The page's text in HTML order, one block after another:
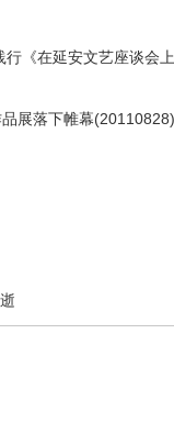
《在延安文艺座谈会
展落下帷幕(20110828)